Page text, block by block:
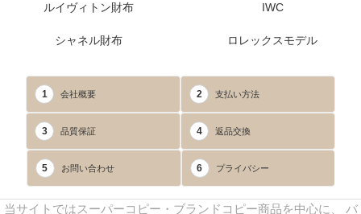
ルイヴィトン財布
シャネル財布
IWC
ロレックスモデル
1 会社概要 2 支払い方法
3 品質保証 4 返品交換
5 お問い合わせ 6 プライバシー
当サイトではスーパーコピー・ブランドコピー商品を中心に、 バ